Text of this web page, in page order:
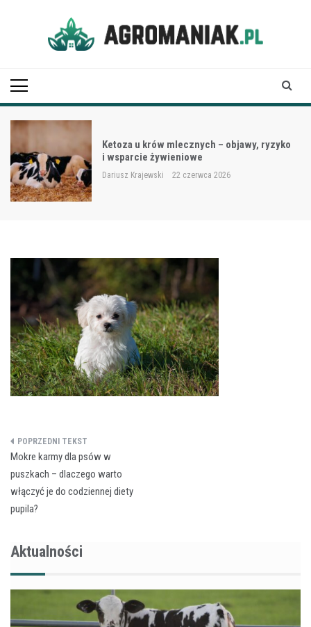
Ketoza u krów mlecznych – objawy, ryzyko
i wsparcie żywieniowe
Dariusz Krajewski 22 czerwca 2026
Nawigacja
wpisu
Mokre karmy dla psów w
puszkach – dlaczego warto
włączyć je do codziennej diety
pupila?
Aktualności